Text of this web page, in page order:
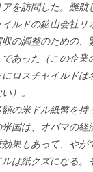
を訪問した。難航
イルドの鉱山会社リ
収の調整のための、
であった（この企業
にロスチャイルドは
）。
額の米ドル紙幣を持
米国は、オバマの経
効果もあって、やが
は紙クズになる。